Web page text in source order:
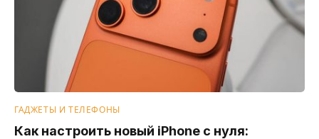
ГАДЖЕТЫ И ТЕЛЕФОНЫ
Как настроить новый iPhone с нуля: